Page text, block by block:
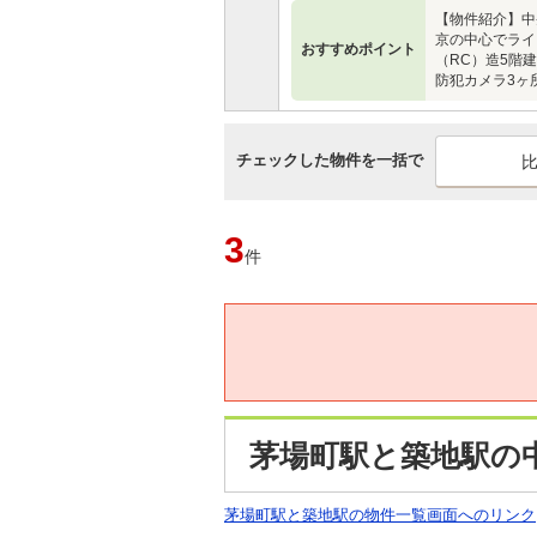
おすすめポイント
【物件紹介】
京の中心でラ
（RC）造5階
防犯カメラ3ヶ
チェックした物件を一括で
3件
茅場町駅と築地駅の
茅場町駅と築地駅の物件一覧画面へのリンク